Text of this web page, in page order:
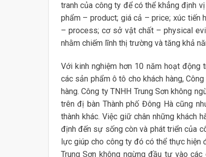
tranh của công ty để có thể khẳng định
phẩm – product; giá cả – price; xúc tiến
– process; cơ sở vật chất – physical
nhằm chiếm lĩnh thị trường và tăng khả
Với kinh nghiệm hơn 10 năm hoạt
các sản phẩm ô tô cho khách hàng,
hàng. Công ty TNHH Trung Sơn không
trên đị bàn Thành phố Đông Hà cũng
thành khác. Việc giữ chân những khách
định đến sự sống còn và phát triển của
lực giúp cho công ty đó có thể thực hiện
Trung Sơn không ngừng đầu tư vào